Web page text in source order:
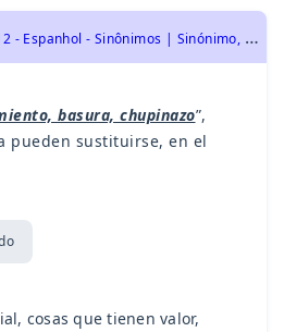
U
RCA 2012 - Espanhol - Sinônimos | Sinónimo, Vocabulário | Vocabulario
basura, chupinazo”,
pueden sustituirse, en el
cosas que tienen valor,